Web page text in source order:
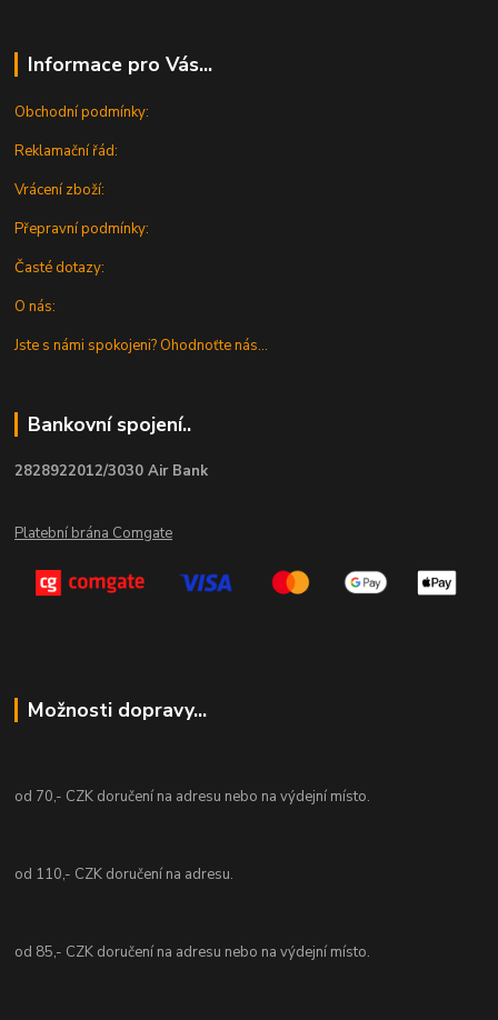
Informace pro Vás...
Obchodní podmínky:
Reklamační řád:
Vrácení zboží:
Přepravní podmínky:
Časté dotazy:
O nás:
Jste s námi spokojeni? Ohodnoťte nás...
Bankovní spojení..
2828922012/3030 Air Bank
Platební brána Comgate
Možnosti dopravy...
od 70,- CZK doručení na adresu nebo na výdejní místo.
od 110,- CZK doručení na adresu.
od 85,- CZK doručení na adresu nebo na výdejní místo.